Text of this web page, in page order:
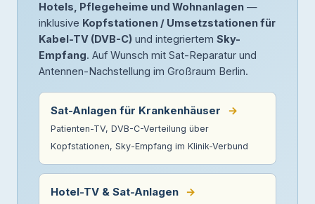
Hotels, Pflegeheime und Wohnanlagen —
inklusive Kopfstationen / Umsetzstationen für
Kabel-TV (DVB-C) und integriertem Sky-
Empfang. Auf Wunsch mit Sat-Reparatur und
Antennen-Nachstellung im Großraum Berlin.
Sat-Anlagen für Krankenhäuser →
Patienten-TV, DVB-C-Verteilung über
Kopfstationen, Sky-Empfang im Klinik-Verbund
Hotel-TV & Sat-Anlagen →